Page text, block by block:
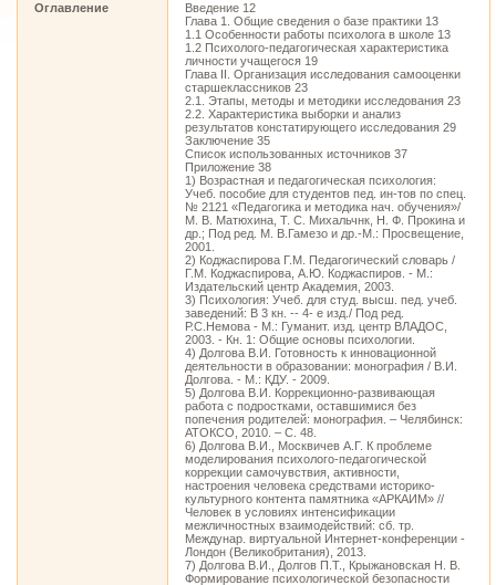
Оглавление
Введение 12
Глава 1. Общие сведения о базе практики 13
1.1 Особенности работы психолога в школе 13
1.2 Психолого-педагогическая характеристика
личности учащегося 19
Глава II. Организация исследования самооценки
старшеклассников 23
2.1. Этапы, методы и методики исследования 23
2.2. Характеристика выборки и анализ
результатов констатирующего исследования 29
Заключение 35
Список использованных источников 37
Приложение 38
1) Возрастная и педагогическая психология:
Учеб. пособие для студентов пед. ин-тов по спец.
№ 2121 «Педагогика и методика нач. обучения»/
М. В. Матюхина, Т. С. Михальчнк, Н. Ф. Прокина и
др.; Под ред. М. В.Гамезо и др.-М.: Просвещение,
2001.
2) Коджаспирова Г.М. Педагогический словарь /
Г.М. Коджаспирова, А.Ю. Коджаспиров. - М.:
Издательский центр Академия, 2003.
3) Психология: Учеб. для студ. высш. пед. учеб.
заведений: В 3 кн. -- 4- е изд./ Под ред.
Р.С.Немова - М.: Гуманит. изд. центр ВЛАДОС,
2003. - Кн. 1: Общие основы психологии.
4) Долгова В.И. Готовность к инновационной
деятельности в образовании: монография / В.И.
Долгова. - М.: КДУ. - 2009.
5) Долгова В.И. Коррекционно-развивающая
работа с подростками, оставшимися без
попечения родителей: монография. – Челябинск:
АТОКСО, 2010. – С. 48.
6) Долгова В.И., Москвичев А.Г. К проблеме
моделирования психолого-педагогической
коррекции самочувствия, активности,
настроения человека средствами историко-
культурного контента памятника «АРКАИМ» //
Человек в условиях интенсификации
межличностных взаимодействий: сб. тр.
Междунар. виртуальной Интернет-конференции -
Лондон (Великобритания), 2013.
7) Долгова В.И., Долгов П.Т., Крыжановская Н. В.
Формирование психологической безопасности